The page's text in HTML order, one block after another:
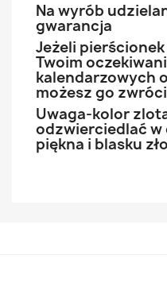
Na wyrób
gwarancja
Jeżeli
Twoim
kalendarzowych
możesz go
Uwaga-kolor
odzwierciedlać w
piękna i blasku